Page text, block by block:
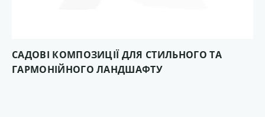
САДОВІ КОМПОЗИЦІЇ ДЛЯ СТИЛЬНОГО ТА
ГАРМОНІЙНОГО ЛАНДШАФТУ